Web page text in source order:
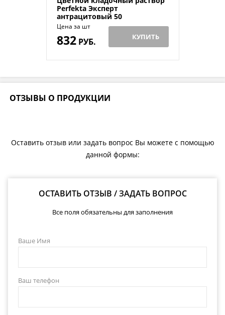
Perfekta Эксперт
антрацитовый 50
Цена за шт
832РУБ. КУПИТЬ
ОТЗЫВЫ О ПРОДУКЦИИ
Оставить отзыв или задать вопрос Вы можете с помощью
данной формы:
ОСТАВИТЬ ОТЗЫВ / ЗАДАТЬ ВОПРОС
Все поля обязательны для заполнения
Ваше Имя
Ваш телефон